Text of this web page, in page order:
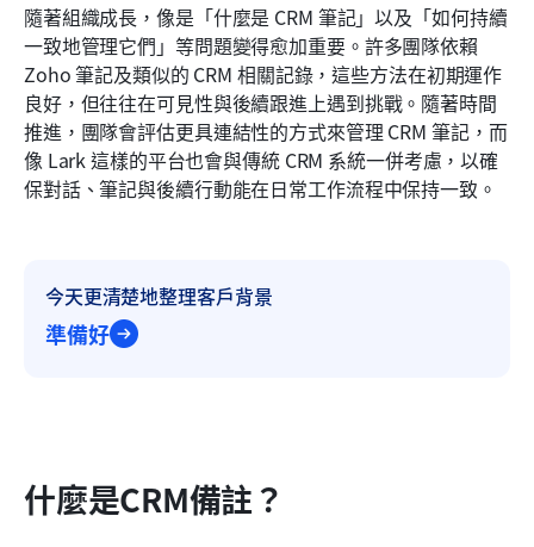
隨著組織成長，像是「什麼是 CRM 筆記」以及「如何持續
一致地管理它們」等問題變得愈加重要。許多團隊依賴
Zoho 筆記及類似的 CRM 相關記錄，這些方法在初期運作
良好，但往往在可見性與後續跟進上遇到挑戰。隨著時間
推進，團隊會評估更具連結性的方式來管理 CRM 筆記，而
像 Lark 這樣的平台也會與傳統 CRM 系統一併考慮，以確
保對話、筆記與後續行動能在日常工作流程中保持一致。
今天更清楚地整理客戶背景
準備好
什麼是CRM備註？
相關閱讀